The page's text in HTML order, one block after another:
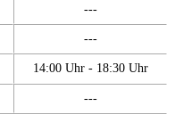
---
---
14:00 Uhr - 18:30 Uhr
---